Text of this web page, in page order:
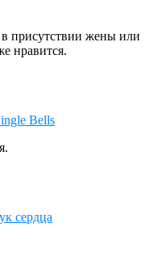
в присутствии жены или
нравится.
Bells
сердца